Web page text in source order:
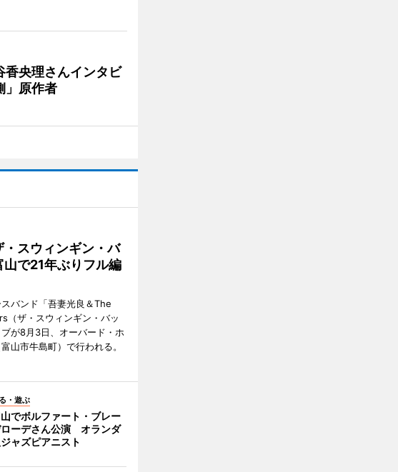
香央理さんインタビ
」原作者
スウィンギン・バ
で21年ぶりフル編
バンド「吾妻光良＆The
（ザ・スウィンギン・バッ
が8月3日、オーバード・ホ
山市牛島町）で行われる。
・遊ぶ
でボルファート・ブレー
ーデさん公演 オランダ
ジャズピアニスト